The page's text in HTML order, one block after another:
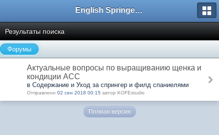
English Springer Spaniel Club
Результаты поиска
Форумы
Актуальные вопросы по выращиванию щенка и
кондиции АСС
в Содержание и Уход за спрингер и филд спаниелями
Отправлено 02 сен 2018 00:15 автор KOFEstudio
Полная версия